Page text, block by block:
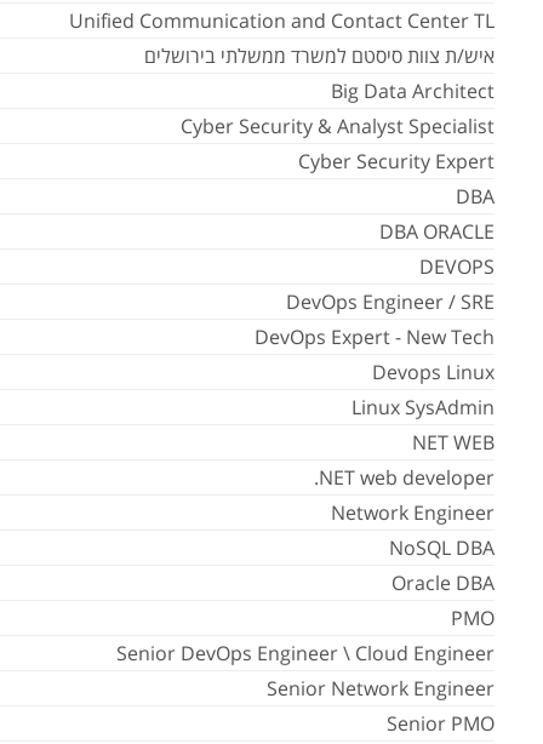
Unified Communication and Contact Center TL
איש/ת צוות סיסטם למשרד ממשלתי בירושלים
Big Data Architect
Cyber Security & Analyst Specialist
Cyber Security Expert
DBA
DBA ORACLE
DEVOPS
DevOps Engineer / SRE
DevOps Expert - New Tech
Devops Linux
Linux SysAdmin
NET WEB
NET web developer.
Network Engineer
NoSQL DBA
Oracle DBA
PMO
Senior DevOps Engineer \ Cloud Engineer
Senior Network Engineer
Senior PMO